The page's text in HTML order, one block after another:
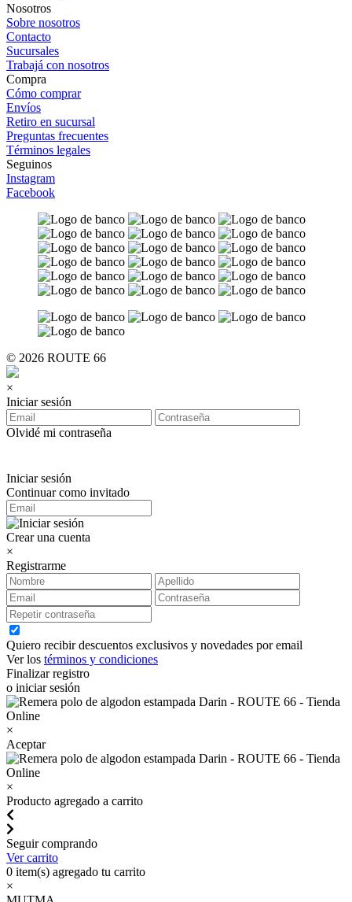
Nosotros
Sobre nosotros
Contacto
Sucursales
Trabajá con nosotros
Compra
Cómo comprar
Envíos
Retiro en sucursal
Preguntas frecuentes
Términos legales
Seguinos
Instagram
Facebook
© 2026 ROUTE 66
×
Iniciar sesión
Olvidé mi contraseña
Iniciar sesión
Continuar como invitado
Crear una cuenta
×
Registrarme
Quiero recibir descuentos exclusivos y novedades por email
Ver los términos y condiciones
Finalizar registro
o iniciar sesión
×
Aceptar
×
Producto agregado a carrito
Seguir comprando
Ver carrito
0 item(s) agregado tu carrito
×